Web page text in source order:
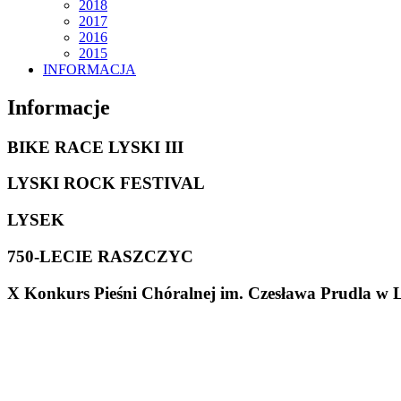
2018
2017
2016
2015
INFORMACJA
Informacje
BIKE RACE LYSKI III
LYSKI ROCK FESTIVAL
LYSEK
750-LECIE RASZCZYC
X Konkurs Pieśni Chóralnej im. Czesława Prudla w